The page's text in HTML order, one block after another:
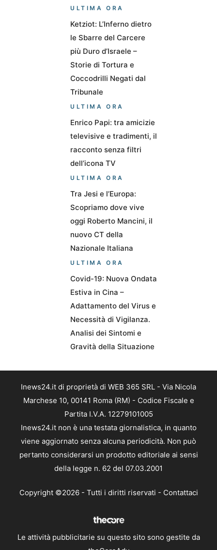
ULTIMA ORA
Ketziot: L’Inferno dietro
le Sbarre del Carcere
più Duro d’Israele –
Storie di Tortura e
Coccodrilli Negati dal
Tribunale
ULTIMA ORA
Enrico Papi: tra amicizie
televisive e tradimenti, il
racconto senza filtri
dell’icona TV
ULTIMA ORA
Tra Jesi e l’Europa:
Scopriamo dove vive
oggi Roberto Mancini, il
nuovo CT della
Nazionale Italiana
ULTIMA ORA
Covid-19: Nuova Ondata
Estiva in Cina –
Adattamento del Virus e
Necessità di Vigilanza.
Analisi dei Sintomi e
Gravità della Situazione
Inews24.it di proprietà di WEB 365 SRL - Via Nicola
Marchese 10, 00141 Roma (RM) - Codice Fiscale e
Partita I.V.A. 12279101005
Inews24.it non è una testata giornalistica, in quanto
viene aggiornato senza alcuna periodicità. Non può
pertanto considerarsi un prodotto editoriale ai sensi
della legge n. 62 del 07.03.2001
Copyright ©2026 - Tutti i diritti riservati - Contattaci
Le attività pubblicitarie su questo sito sono gestite da